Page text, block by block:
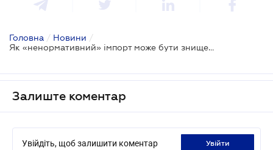
Головна / Новини /
Як «ненормативний» імпорт може бути знищений, повернений або перероблений
Залиште коментар
Увійдіть, щоб залишити коментар увійти